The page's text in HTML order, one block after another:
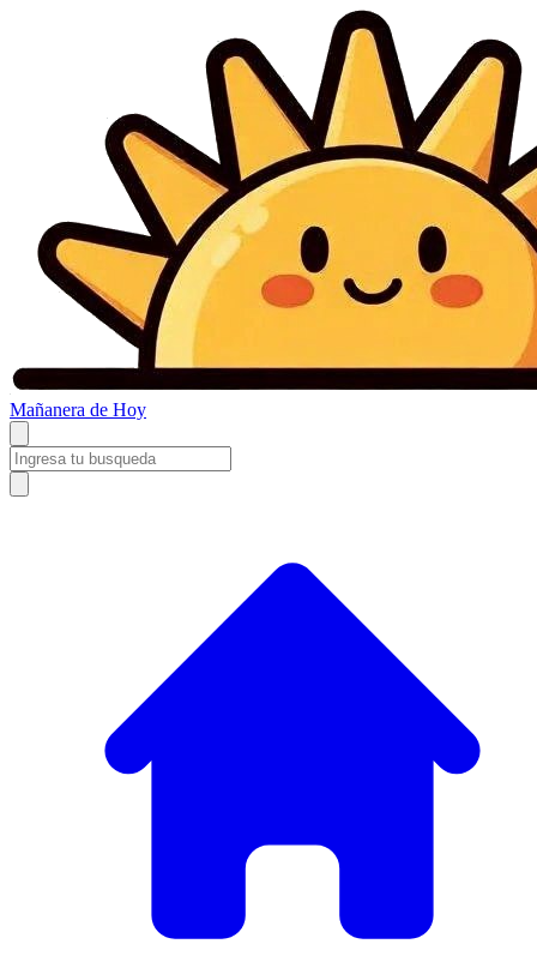
Mañanera de Hoy